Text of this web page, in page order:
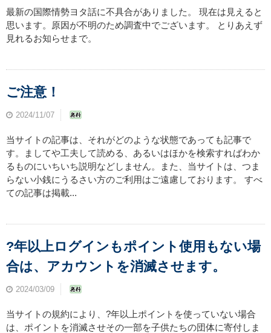
最新の国際情勢ヨタ話に不具合がありました。 現在は見えると
思います。原因が不明のため調査中でございます。 とりあえず
見れるお知らせまで。
ご注意！
2024/11/07
当サイトの記事は、それがどのような状態であっても記事で
す。ましてや工夫して読める、あるいはほかを検索すればわか
るものにいちいち説明などしません。また、当サイトは、つま
らない小銭にうるさい方のご利用はご遠慮しております。 すべ
ての記事は掲載...
?年以上ログインもポイント使用もない場
合は、アカウントを消滅させます。
2024/03/09
当サイトの規約により、?年以上ポイントを使っていない場合
は、ポイントを消滅させその一部を子供たちの団体に寄付しま